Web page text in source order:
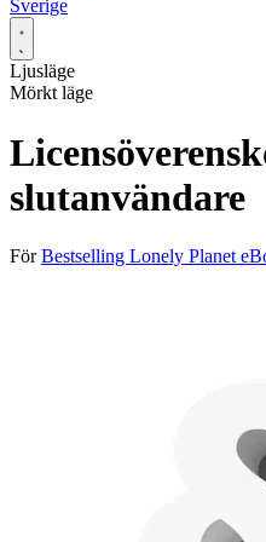
Sverige
Ljusläge
Mörkt läge
slutanvändare
FörBestselling Lonely Planet